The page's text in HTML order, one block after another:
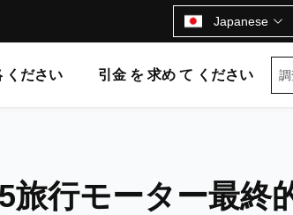
Japanese
ください 引金 を 求め て ください
旅行モーター最終